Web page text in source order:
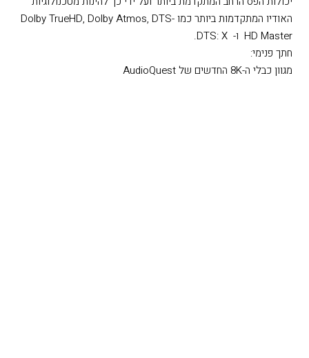
האודיו המתקדמות ביותר כמו Dolby TrueHD, Dolby Atmos, DTS-
HD Master ו- DTS: X.
חתך פנימי:
מגוון כבלי ה-8K החדשים של AudioQuest